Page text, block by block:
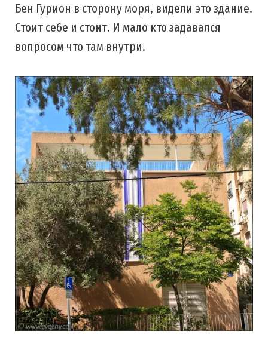
Бен Гурион в сторону моря, видели это здание.
Стоит себе и стоит. И мало кто задавался
вопросом что там внутри.